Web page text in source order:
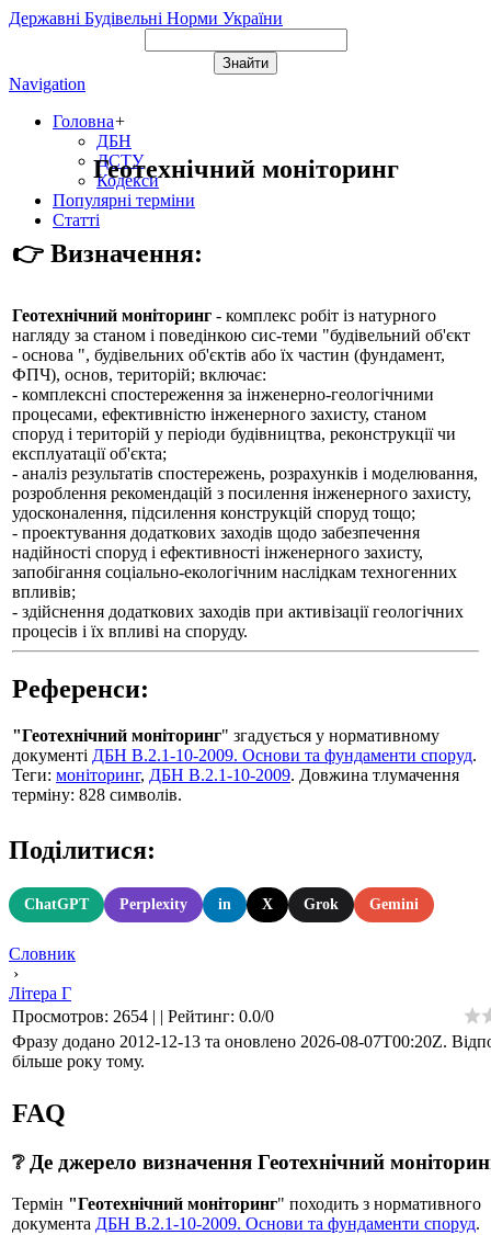
Державні Будівельні Норми України
Navigation
Головна+
ДБН
ДСТУ
Кодекси
Популярні терміни
Статті
Геотехнічний моніторинг
👉 Визначення:
Геотехнічний моніторинг - комплекс робіт із натурного
нагляду за станом і поведінкою сис-теми "будівельний об'єкт
- основа ", будівельних об'єктів або їх частин (фундамент,
ФПЧ), основ, територій; включає:
- комплексні спостереження за інженерно-геологічними
процесами, ефективністю інженерного захисту, станом
споруд і територій у періоди будівництва, реконструкції чи
експлуатації об'єкта;
- аналіз результатів спостережень, розрахунків і моделювання,
розроблення рекомендацій з посилення інженерного захисту,
удосконалення, підсилення конструкцій споруд тощо;
- проектування додаткових заходів щодо забезпечення
надійності споруд і ефективності інженерного захисту,
запобігання соціально-екологічним наслідкам техногенних
впливів;
- здійснення додаткових заходів при активізації геологічних
процесів і їх впливі на споруду.
Референси:
"Геотехнічний моніторинг" згадується у нормативному
документі ДБН В.2.1-10-2009. Основи та фундаменти споруд.
Теги: моніторинг, ДБН В.2.1-10-2009. Довжина тлумачення
терміну: 828 символів.
Поділитися:
ChatGPT Perplexity in X Grok Gemini
Словник
›
Літера Г
Просмотров: 2654 | | Рейтинг: 0.0/0
Фразу додано 2012-12-13 та оновлено 2026-08-07T00:20Z.
більше року тому.
FAQ
❔ Де джерело визначення Геотехнічний
Термін "Геотехнічний моніторинг" походить з нормативного
документа ДБН В.2.1-10-2009. Основи та фундаменти споруд.